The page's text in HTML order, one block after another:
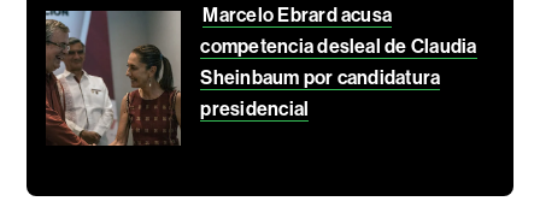
Marcelo Ebrard acusa
competencia desleal de Claudia
Sheinbaum por candidatura
presidencial